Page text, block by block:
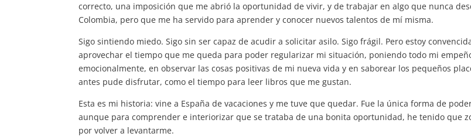
correcto, una imposición que me abrió la oportunidad de vivir, y de trabajar en algo que nunca
Colombia, pero que me ha servido para aprender y conocer nuevos talentos de mí misma.
Sigo sintiendo miedo. Sigo sin ser capaz de acudir a solicitar asilo. Sigo frágil. Pero estoy
aprovechar el tiempo que me queda para poder regularizar mi situación, poniendo todo mi
emocionalmente, en observar las cosas positivas de mi nueva vida y en saborear los pequeños
antes pude disfrutar, como el tiempo para leer libros que me gustan.
Esta es mi historia: vine a España de vacaciones y me tuve que quedar. Fue la única forma de
aunque para comprender e interiorizar que se trataba de una bonita oportunidad, he tenido que
por volver a levantarme.